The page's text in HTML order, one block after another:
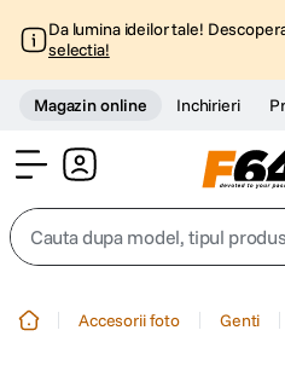
Da lumina ideilor tale!
selectia!
Magazin online Inchirieri
Cauta dupa model, tipul
Accesorii foto Genti